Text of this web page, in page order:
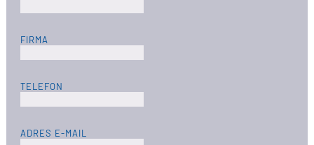
FIRMA
TELEFON
ADRES E-MAIL